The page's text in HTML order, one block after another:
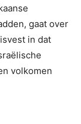
gaat over
in dat
volkomen